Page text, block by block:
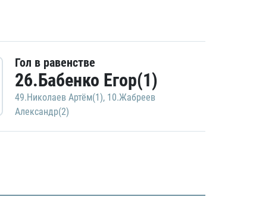
Гол в равенстве
26.Бабенко Егор(1)
49.Николаев Артём(1), 10.Жабреев
Александр(2)